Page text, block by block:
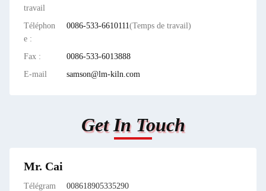
travail
Téléphon
e :
0086-533-6610111(Temps de travail)
Fax :
0086-533-6013888
E-mail
samson@lm-kiln.com
Get In Touch
Mr. Cai
Télégram
008618905335290